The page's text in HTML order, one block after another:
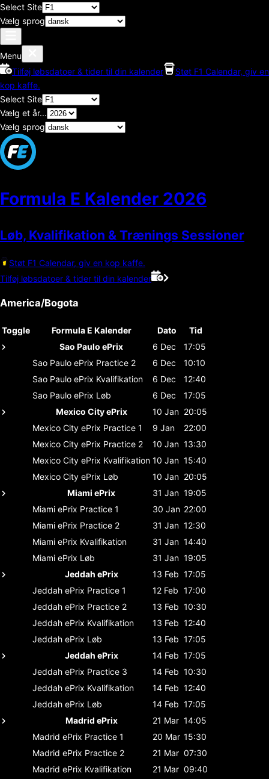
Select Site
Vælg sprog
Menu
Tilføj løbsdatoer & tider til din kalender
Støt F1 Calendar, giv en
kop kaffe.
Select Site
Vælg et år...
Vælg sprog
Formula E Kalender 2026
Løb, Kvalifikation & Trænings Sessioner
Støt F1 Calendar, giv en kop kaffe.
Tilføj løbsdatoer & tider til din kalender
America/Bogota
Toggle Formula E Kalender Dato
Tid
Sao Paulo ePrix
6 Dec
17:05
Sao Paulo ePrix Practice 2 6 Dec
10:10
Sao Paulo ePrix Kvalifikation 6 Dec
12:40
Sao Paulo ePrix Løb 6 Dec
17:05
Mexico City ePrix
10 Jan 20:05
Mexico City ePrix Practice 1 9 Jan
22:00
Mexico City ePrix Practice 2 10 Jan 13:30
Mexico City ePrix Kvalifikation 10 Jan 15:40
Mexico City ePrix Løb 10 Jan 20:05
Miami ePrix
31 Jan 19:05
Miami ePrix Practice 1 30 Jan 22:00
Miami ePrix Practice 2 31 Jan 12:30
Miami ePrix Kvalifikation 31 Jan 14:40
Miami ePrix Løb 31 Jan 19:05
Jeddah ePrix
13 Feb 17:05
Jeddah ePrix Practice 1 12 Feb 17:00
Jeddah ePrix Practice 2 13 Feb 10:30
Jeddah ePrix Kvalifikation 13 Feb 12:40
Jeddah ePrix Løb 13 Feb 17:05
Jeddah ePrix
14 Feb 17:05
Jeddah ePrix Practice 3 14 Feb 10:30
Jeddah ePrix Kvalifikation 14 Feb 12:40
Jeddah ePrix Løb 14 Feb 17:05
Madrid ePrix
21 Mar 14:05
Madrid ePrix Practice 1 20 Mar 15:30
Madrid ePrix Practice 2 21 Mar 07:30
Madrid ePrix Kvalifikation 21 Mar 09:40